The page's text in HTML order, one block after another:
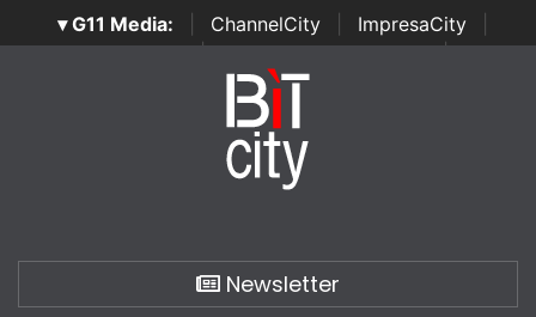
▾ G11 Media: ChannelCity ImpresaCity
SecurityOpenLab | Italian Channel Awards | Italian
Italian Security Awards
Newsletter